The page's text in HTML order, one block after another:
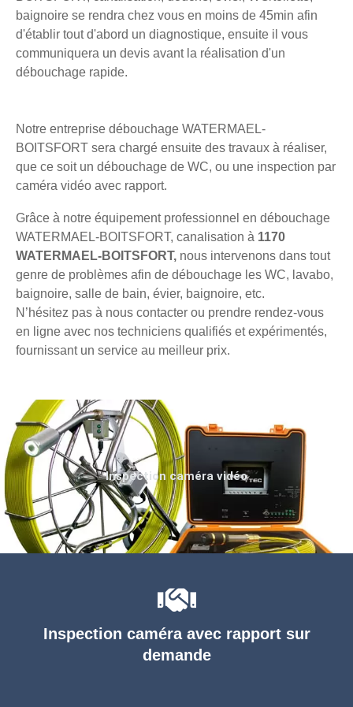
baignoire se rendra chez vous en moins de 45min afin
d'établir tout d'abord un diagnostique, ensuite il vous
communiquera un devis avant la réalisation d'un
débouchage rapide.
Notre entreprise débouchage WATERMAEL-
BOITSFORT sera chargé ensuite des travaux à réaliser,
que ce soit un débouchage de WC, ou une inspection par
caméra vidéo avec rapport.
Grâce à notre équipement professionnel en débouchage
WATERMAEL-BOITSFORT, canalisation à 1170
WATERMAEL-BOITSFORT, nous intervenons dans tout
genre de problèmes afin de débouchage les WC, lavabo,
baignoire, salle de bain, évier, baignoire, etc.
N’hésitez pas à nous contacter ou prendre rendez-vous
en ligne avec nos techniciens qualifiés et expérimentés,
fournissant un service au meilleur prix.
Inspection caméra avec rapport sur
demande
Inspection caméra vidéo